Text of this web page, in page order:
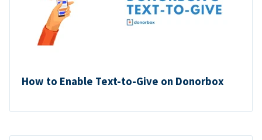
How to Enable Text-to-Give on Donorbox